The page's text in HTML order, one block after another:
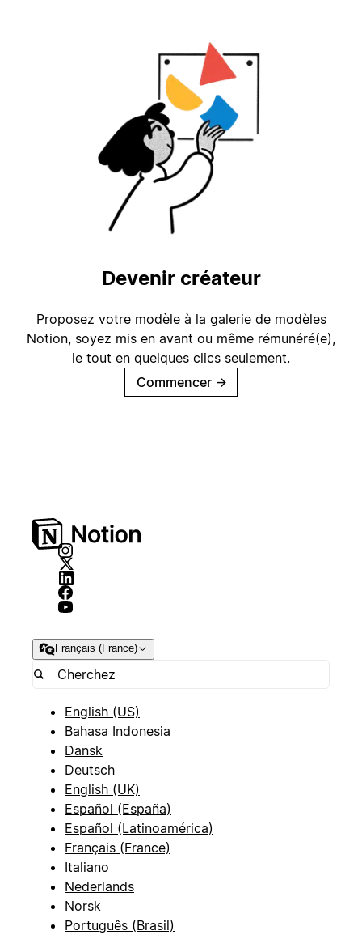
Devenir créateur
Proposez votre modèle à la galerie de modèles
Notion, soyez mis en avant ou même rémunéré(e),
le tout en quelques clics seulement.
Commencer →
Français (France)
English (US)
Bahasa Indonesia
Dansk
Deutsch
English (UK)
Español (España)
Español (Latinoamérica)
Français (France)
Italiano
Nederlands
Norsk
Português (Brasil)